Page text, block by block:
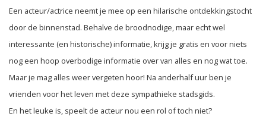
Een acteur/actrice neemt je mee op een hilarische ontdekkingstocht
door de binnenstad. Behalve de broodnodige, maar echt wel
interessante (en historische) informatie, krijg je gratis en voor niets
nog een hoop overbodige informatie over van alles en nog wat toe.
Maar je mag alles weer vergeten hoor! Na anderhalf uur ben je
vrienden voor het leven met deze sympathieke stadsgids.
En het leuke is, speelt de acteur nou een rol of toch niet?